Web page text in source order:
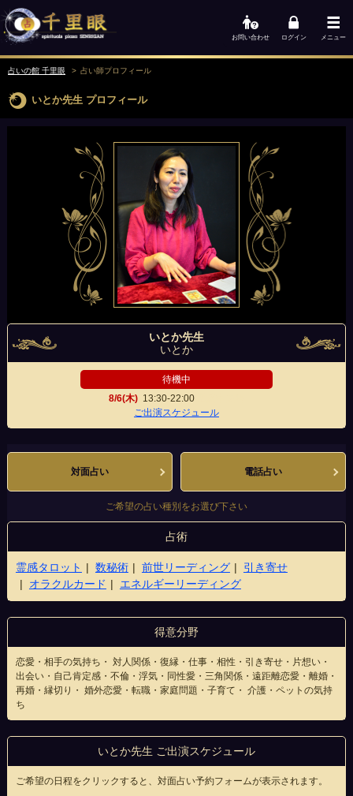
お問い合わせ ログイン メニュー
占いの館 千里眼 占い師プロフィール
いとか先生 プロフィール
いとか先生
いとか
待機中
8/6(木) 13:30-22:00
ご出演スケジュール
対面占い 電話占い
ご希望の占い種別をお選び下さい
占術
霊感タロット 数秘術 前世リーディング
引き寄せ
オラクルカード
エネルギーリーディング
得意分野
恋愛・相手の気持ち・ 対人関係・復縁・仕事・相性・引き寄せ・片想い・
出会い・自己肯定感・不倫・浮気・同性愛・三角関係・遠距離恋愛・離婚・
再婚・縁切り・ 婚外恋愛・転職・家庭問題・子育て・ 介護・ペットの気持
ち
いとか先生 ご出演スケジュール
ご希望の日程をクリックすると、対面占い予約フォームが表示されます。